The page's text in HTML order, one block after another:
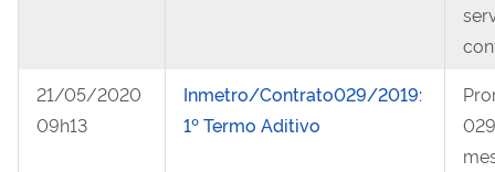
21/05/2020
09h13
Inmetro/Contrato029/2019:
1º Termo Aditivo